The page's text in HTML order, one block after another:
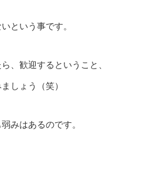
という事です。
、歓迎するということ、
しょう（笑）
みはあるのです。